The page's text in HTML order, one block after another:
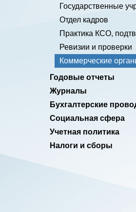
Государственные
Отдел кадров
Практика КСО,
Ревизии и проверки
Коммерческие
Годовые отчеты
Журналы
Бухгалтерские
Социальная сфера
Учетная политика
Налоги и сборы